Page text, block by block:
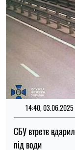
14:40, 03.06.2025
СБУ втретє
під води